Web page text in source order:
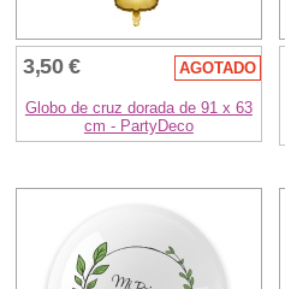
3,50 € AGOTADO
Globo de cruz dorada de 91 x 63
cm - PartyDeco